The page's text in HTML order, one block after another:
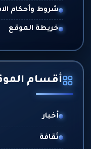
شروط وأحكام
خريطة الموقع
أقسام
أخبار
ثقافة